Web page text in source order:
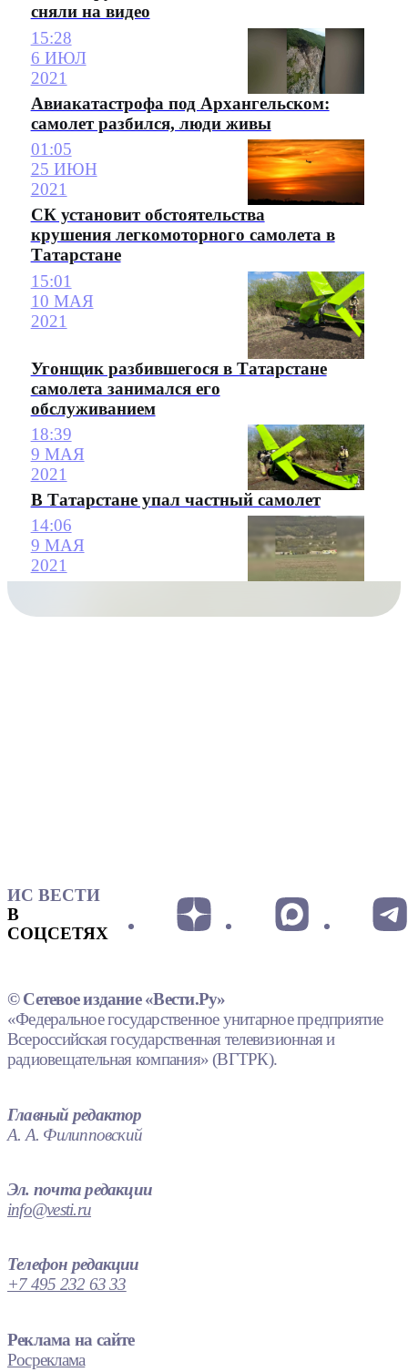
сняли на видео
15:28
6 ИЮЛ
2021
Авиакатастрофа под Архангельском:
самолет разбился, люди живы
01:05
25 ИЮН
2021
СК установит обстоятельства
крушения легкомоторного самолета в
Татарстане
15:01
10 МАЯ
2021
Угонщик разбившегося в Татарстане
самолета занимался его
обслуживанием
18:39
9 МАЯ
2021
В Татарстане упал частный самолет
14:06
9 МАЯ
2021
ИС ВЕСТИ
В
СОЦСЕТЯХ
© Сетевое издание «Вести.Ру»
«Федеральное государственное унитарное предприятие
Всероссийская государственная телевизионная и
радиовещательная компания» (ВГТРК).
Главный редактор
А. А. Филипповский
Эл. почта редакции
info@vesti.ru
Телефон редакции
+7 495 232 63 33
Реклама на сайте
Росреклама